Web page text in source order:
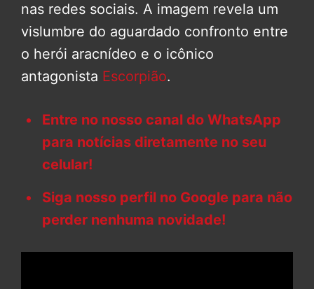
nas redes sociais. A imagem revela um
vislumbre do aguardado confronto entre
o herói aracnídeo e o icônico
antagonista Escorpião.
Entre no nosso canal do WhatsApp
para notícias diretamente no seu
celular!
Siga nosso perfil no Google para não
perder nenhuma novidade!